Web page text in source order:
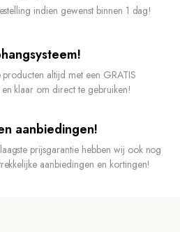
indien gewenst binnen 1 dag!
altijd met een GRATIS
en klaar om direct te gebruiken!
aanbiedingen!
prijsgarantie hebben wij ook nog
aanbiedingen en kortingen!